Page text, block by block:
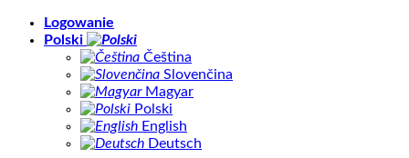
Skip
Logowanie
Polski
Čeština
Slovenčina
Magyar
Polski
English
Deutsch